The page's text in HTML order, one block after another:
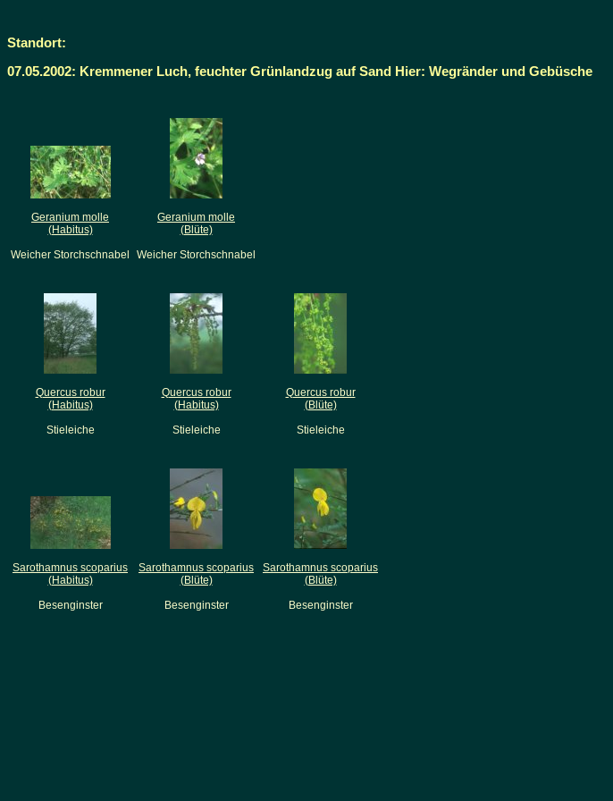
Standort:
07.05.2002: Kremmener Luch, feuchter Grünlandzug auf Sand Hier: Wegränder und Gebüsche
Geranium molle
(Habitus)
Weicher Storchschnabel
Geranium molle
(Blüte)
Weicher Storchschnabel
Quercus robur
(Habitus)
Stieleiche
Quercus robur
(Habitus)
Stieleiche
Quercus robur
(Blüte)
Stieleiche
Sarothamnus scoparius
(Habitus)
Besenginster
Sarothamnus scoparius
(Blüte)
Besenginster
Sarothamnus scoparius
(Blüte)
Besenginster